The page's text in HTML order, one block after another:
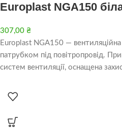
Europlast NGA150
307,00 ₴
Europlast NGA150 — вентиляційна
патрубком під повітропровід.
систем вентиляції, оснащена